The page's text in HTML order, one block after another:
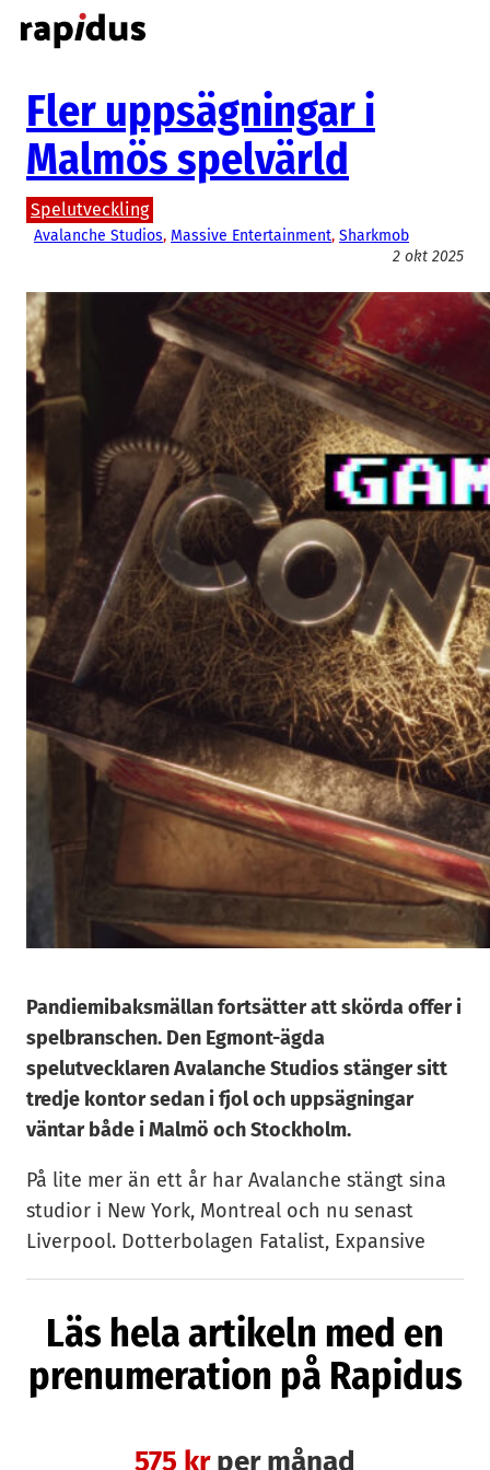
Hoppa
till
Fler uppsägningar i
Malmös spelvärld
Spelutveckling
Avalanche Studios, Massive Entertainment, Sharkmob
2 okt 2025
Pandiemibaksmällan fortsätter att skörda offer i
spelbranschen. Den Egmont-ägda
spelutvecklaren Avalanche Studios stänger sitt
tredje kontor sedan i fjol och uppsägningar
väntar både i Malmö och Stockholm.
På lite mer än ett år har Avalanche stängt sina
studior i New York, Montreal och nu senast
Liverpool. Dotterbolagen Fatalist, Expansive
bara verksamheterna i Stockholm och Malmö.
– Där ska vi reducera vår personal och
behov, skriver bolaget på sin hemsida.
Läs hela artikeln med en
prenumeration på Rapidus
575 krper månad